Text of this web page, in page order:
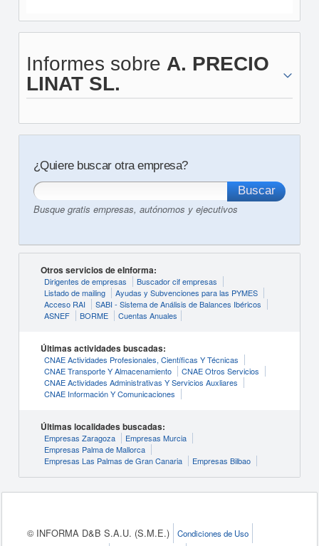
Informes sobre A. PRECIO
LINAT SL.
¿Quiere buscar otra empresa?
Busque gratis empresas, autónomos y ejecutivos
Otros servicios de eInforma:
Dirigentes de empresas
Buscador cif empresas
Listado de mailing
Ayudas y Subvenciones para las PYMES
Acceso RAI
SABI - Sistema de Análisis de Balances Ibéricos
ASNEF
BORME Cuentas Anuales
Últimas actividades buscadas:
CNAE Actividades Profesionales, Científicas Y Técnicas
CNAE Transporte Y Almacenamiento
CNAE Otros Servicios
CNAE Actividades Administrativas Y Servicios Auxliares
CNAE Información Y Comunicaciones
Últimas localidades buscadas:
Empresas Zaragoza
Empresas Murcia
Empresas Palma de Mallorca
Empresas Las Palmas de Gran Canaria
Empresas Bilbao
© INFORMA D&B S.A.U. (S.M.E.) Condiciones de Uso